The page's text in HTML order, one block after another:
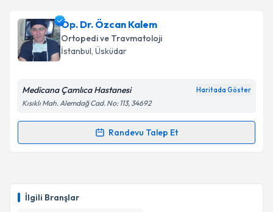
İlgili Branşlar
takvim hazırlandığında e-posta ile bilgilendireceğiz.
E-posta Adresiniz
Kişisel verilerimin işlenmesine ilişkin
Metni'ni okudum ve kişisel verilerimin belirtilen
kapsamda işlenmesini kabul ediyorum.
Op. Dr. Özcan Kalem
Ortopedi ve Travmatoloji
İstanbul, Üsküdar
Medicana Çamlıca Hastanesi Haritada Göster
Kısıklı Mah. Alemdağ Cad. No: 113, 34692
Randevu Talep Et
Randevu Takvimi Talebi
takvim hazırlandığında e-posta ile bilgilendireceğiz.